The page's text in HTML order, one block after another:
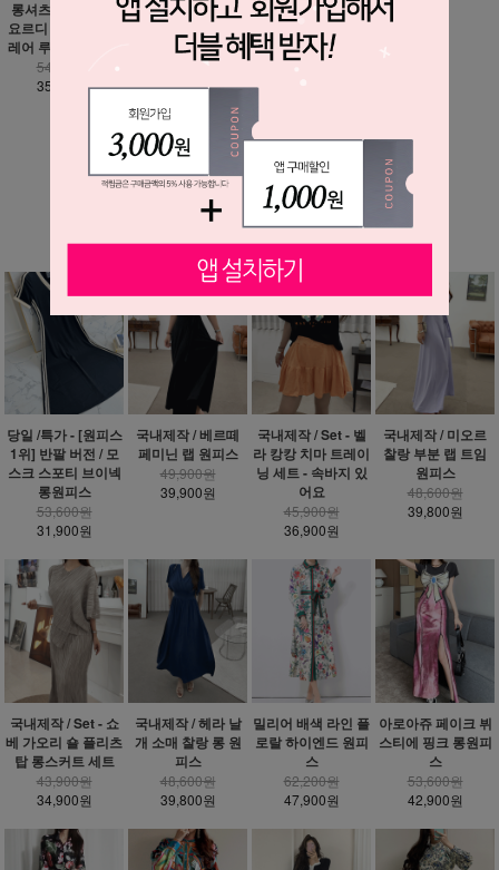
롱셔츠 추가 가능 /
요르디 하늘하늘 플
레어 루즈핏 원피스
54,900원
35,900원
헤론 바스락 벌룬 와
이드 팬츠
35,900원
25,900원
MORE ▼
베스트 상품
당일 /특가 - [원피스
1위] 반팔 버전 / 모
스크 스포티 브이넥
롱원피스
53,600원
31,900원
국내제작 / 베르떼
페미닌 랩 원피스
49,900원
39,900원
국내제작 / Set - 벨
라 캉캉 치마 트레이
닝 세트 - 속바지 있
어요
45,900원
36,900원
국내제작 / 미오르
찰랑 부분 랩 트임
원피스
48,600원
39,800원
국내제작 / Set - 쇼
베 가오리 숄 플리츠
탑 롱스커트 세트
43,900원
34,900원
국내제작 / 헤라 날
개 소매 찰랑 롱 원
피스
48,600원
39,800원
밀리어 배색 라인 플
로랄 하이엔드 원피
스
62,200원
47,900원
아로아쥬 페이크 뷔
스티에 핑크 롱원피
스
53,600원
42,900원